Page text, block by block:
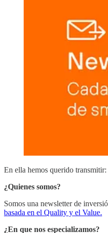
En ella hemos querido transmitir:
¿Quienes somos?
Somos una newsletter de
basada en el Quality y el Value.
¿En que nos especializamos?